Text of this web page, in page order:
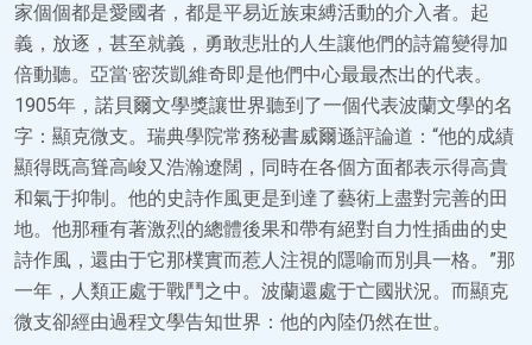
家個個都是愛國者，都是平易近族束縛活動的介入者。起
義，放逐，甚至就義，勇敢悲壯的人生讓他們的詩篇變得加
倍動聽。亞當·密茨凱維奇即是他們中心最最杰出的代表。
1905年，諾貝爾文學獎讓世界聽到了一個代表波蘭文學的名
字：顯克微支。瑞典學院常務秘書威爾遜評論道：“他的成績
顯得既高聳高峻又浩瀚遼闊，同時在各個方面都表示得高貴
和氣于抑制。他的史詩作風更是到達了藝術上盡對完善的田
地。他那種有著激烈的總體後果和帶有絕對自力性插曲的史
詩作風，還由于它那樸實而惹人注視的隱喻而別具一格。”那
一年，人類正處于戰鬥之中。波蘭還處于亡國狀況。而顯克
微支卻經由過程文學告知世界：他的內陸仍然在世。